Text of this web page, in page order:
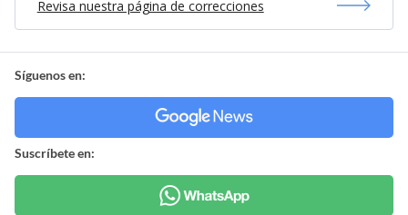
Revisa nuestra página de correcciones
Síguenos en:
Suscríbete en: